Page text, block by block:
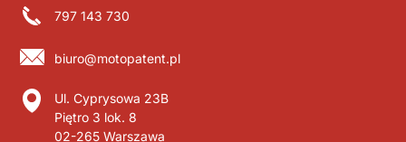
797 143 730
biuro@motopatent.pl
Ul. Cyprysowa 23B
Piętro 3 lok. 8
02-265 Warszawa